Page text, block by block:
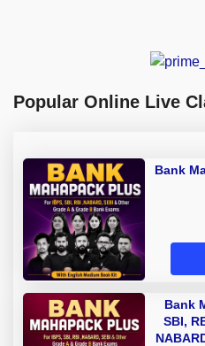
Popular Online Live
Bank
Bank
SBI,